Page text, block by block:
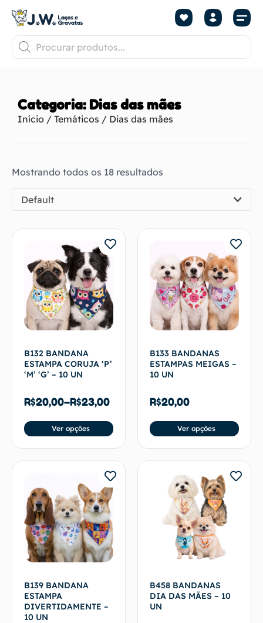
Categoria: Dias das mães
Início / Temáticos / Dias das mães
Mostrando todos os 18 resultados
Default
B132 BANDANA
ESTAMPA CORUJA ‘P’
‘M’ ‘G’ – 10 UN
R$20,00–R$23,00
Ver opções
B133 BANDANAS
ESTAMPAS MEIGAS –
10 UN
R$20,00
Ver opções
B139 BANDANA
ESTAMPA
DIVERTIDAMENTE –
10 UN
B458 BANDANAS
DIA DAS MÃES – 10
UN